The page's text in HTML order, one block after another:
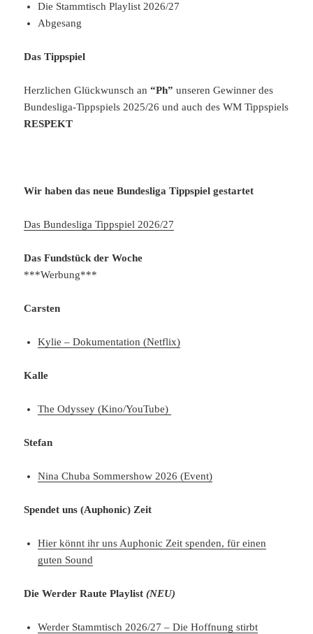
Die Stammtisch Playlist 2026/27
Abgesang
Das Tippspiel
Herzlichen Glückwunsch an “Ph”unseren Gewinner des
Bundesliga-Tippspiels 2025/26 und auch des WM Tippspiels
RESPEKT
Wir haben das neue Bundesliga Tippspiel gestartet
Das Bundesliga Tippspiel 2026/27
Das Fundstück der Woche
***Werbung***
Carsten
Kylie – Dokumentation (Netflix)
Kalle
The Odyssey (Kino/YouTube)
Stefan
Nina Chuba Sommershow 2026 (Event)
Spendet uns (Auphonic) Zeit
Hier könnt ihr uns Auphonic Zeit spenden, für einen
guten Sound
Die Werder Raute Playlist(NEU)
Werder Stammtisch 2026/27 – Die Hoffnung stirbt